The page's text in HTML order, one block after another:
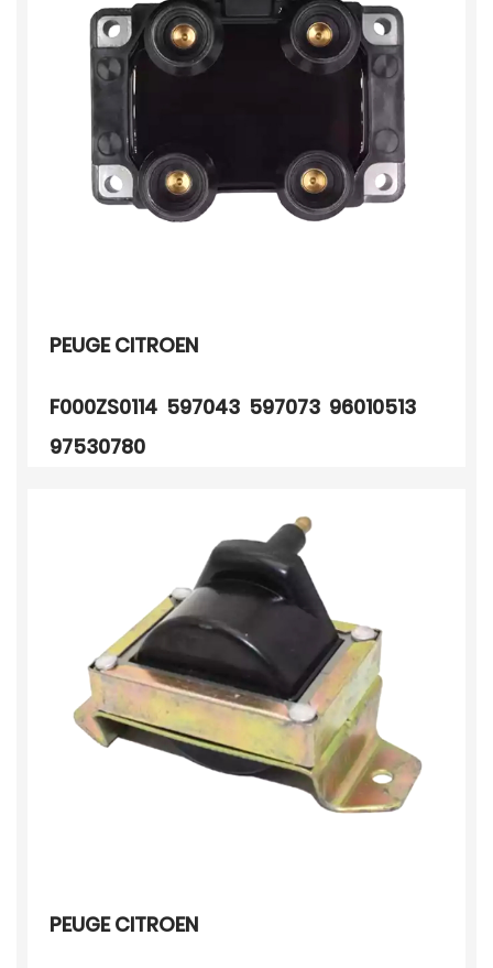
PEUGE CITROEN
F000ZS0114 597043 597073 96010513
97530780
PEUGE CITROEN